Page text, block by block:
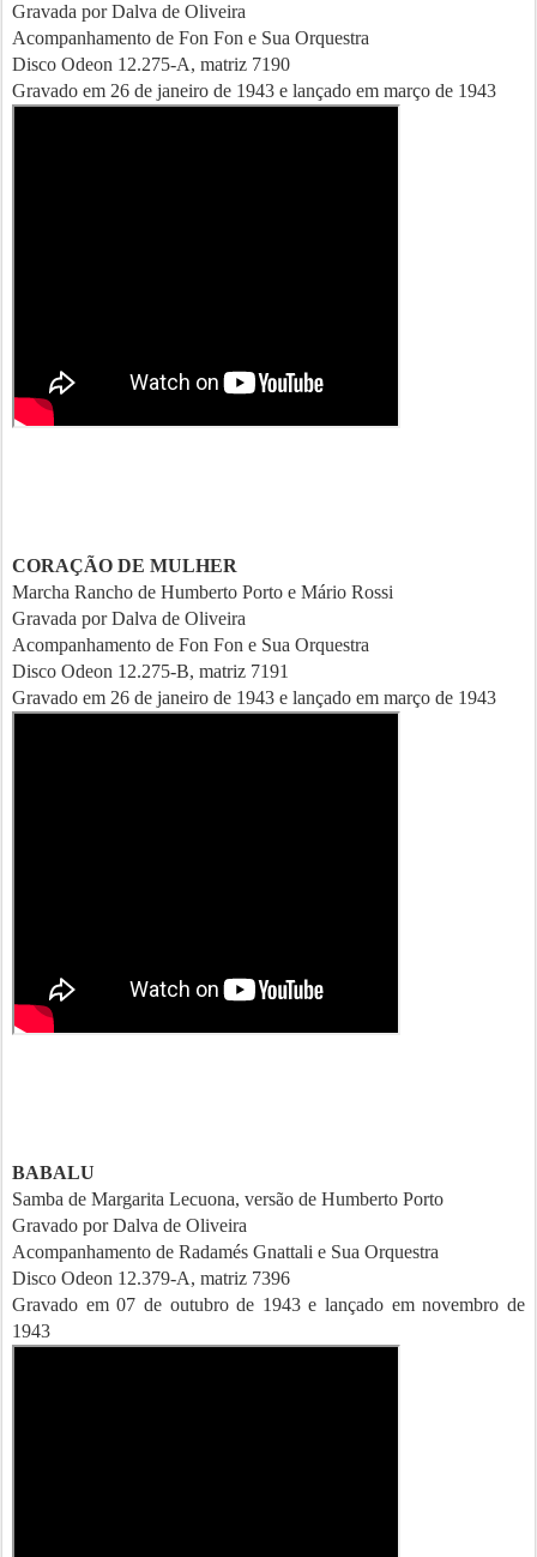
Gravada por Dalva de Oliveira
Acompanhamento de Fon Fon e Sua Orquestra
Disco Odeon 12.275-A, matriz 7190
Gravado em 26 de janeiro de 1943 e lançado em março de 1943
CORAÇÃO DE MULHER
Marcha Rancho de Humberto Porto e Mário Rossi
Gravada por Dalva de Oliveira
Acompanhamento de Fon Fon e Sua Orquestra
Disco Odeon 12.275-B, matriz 7191
Gravado em 26 de janeiro de 1943 e lançado em março de 1943
BABALU
Samba de Margarita Lecuona, versão de Humberto Porto
Gravado por Dalva de Oliveira
Acompanhamento de Radamés Gnattali e Sua Orquestra
Disco Odeon 12.379-A, matriz 7396
Gravado em 07 de outubro de 1943 e lançado em novembro de
1943